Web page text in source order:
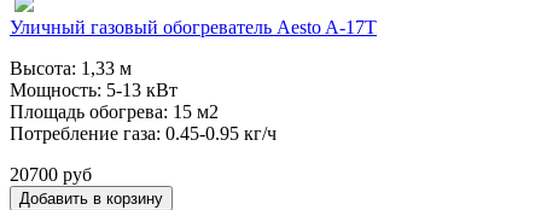
Уличный газовый обогреватель Aesto A-17T
Высота: 1,33 м
Мощность: 5-13 кВт
Площадь обогрева: 15 м2
Потребление газа: 0.45-0.95 кг/ч
20700 руб